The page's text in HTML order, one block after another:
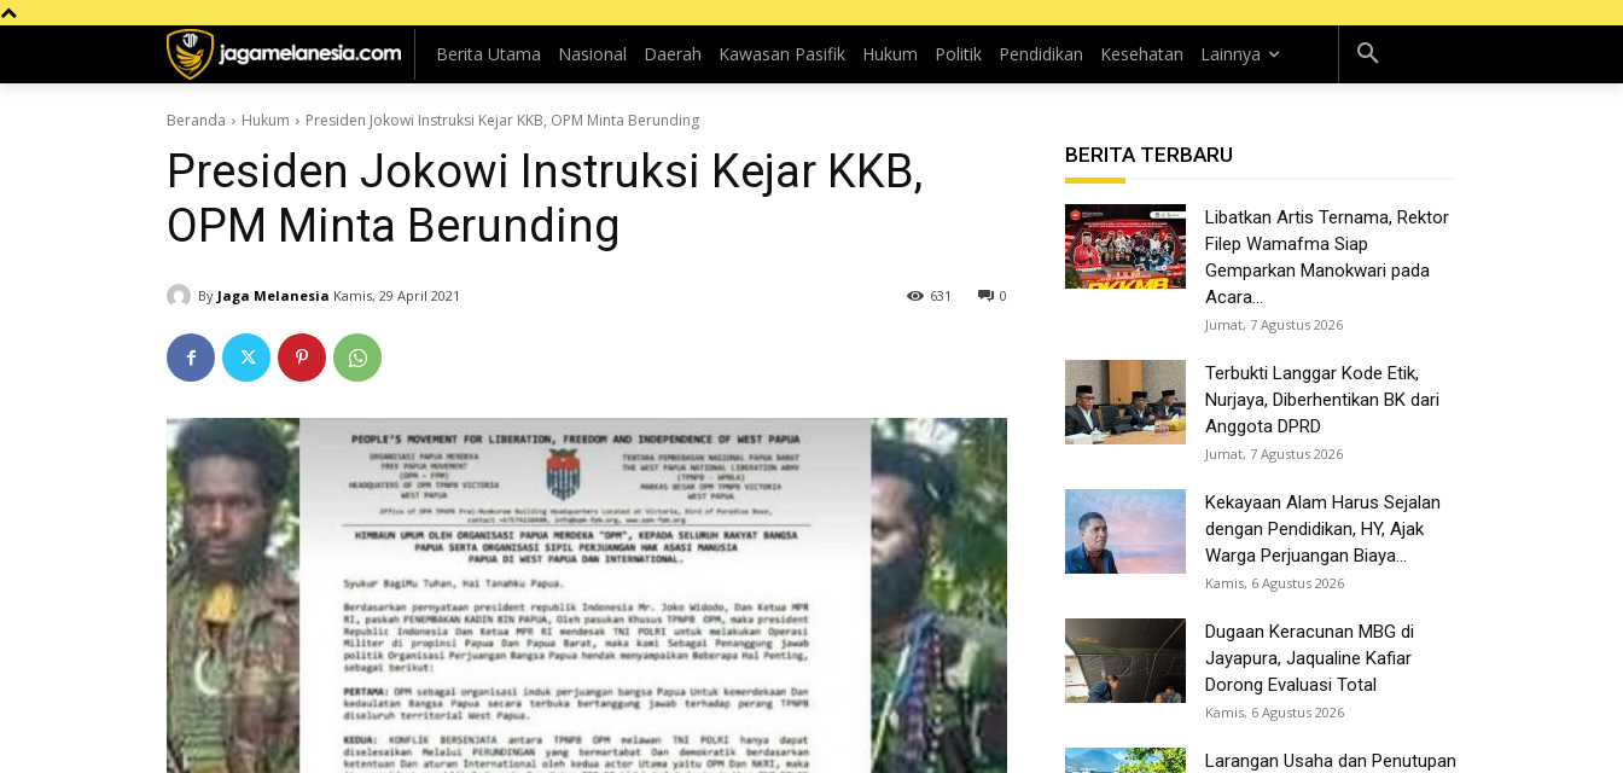
Berita Utama Nasional Daerah Kawasan Pasifik Hukum Politik Pendidikan Kesehatan Lainnya
Beranda Hukum Presiden Jokowi Instruksi Kejar KKB, OPM Minta Berunding
Presiden Jokowi Instruksi Kejar KKB,
OPM Minta Berunding
By Jaga Melanesia Kamis, 29 April 2021 0
631
BERITA TERBARU
Libatkan Artis Ternama, Rektor
Filep Wamafma Siap
Gemparkan Manokwari pada
Acara...
Jumat, 7 Agustus 2026
Terbukti Langgar Kode Etik,
Nurjaya, Diberhentikan BK dari
Anggota DPRD
Jumat, 7 Agustus 2026
Kekayaan Alam Harus Sejalan
dengan Pendidikan, HY, Ajak
Warga Perjuangan Biaya...
Kamis, 6 Agustus 2026
Dugaan Keracunan MBG di
Jayapura, Jaqualine Kafiar
Dorong Evaluasi Total
Kamis, 6 Agustus 2026
Larangan Usaha dan Penutupan